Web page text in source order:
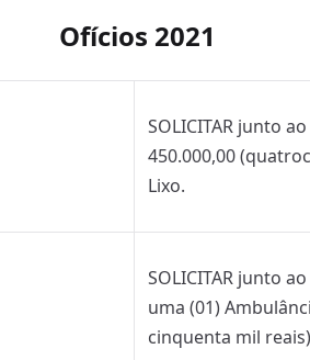
Ofícios 2021
SOLICITAR junto
450.000,00
Lixo.
SOLICITAR junto
uma (01)
cinquenta mil